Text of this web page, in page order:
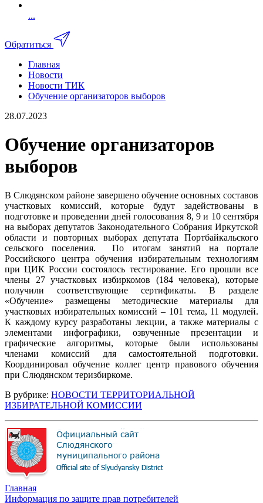
...
Обратиться
Главная
Новости
Новости ТИК
Обучение организаторов выборов
28.07.2023
Обучение организаторов
выборов
В Слюдянском районе завершено обучение основных составов
участковых комиссий, которые будут задействованы в
подготовке и проведении дней голосования 8, 9 и 10 сентября
на выборах депутатов Законодательного Собрания Иркутской
области и повторных выборах депутата Портбайкальского
сельского поселения. По итогам занятий на портале
Российского центра обучения избирательным технологиям
при ЦИК России состоялось тестирование. Его прошли все
члены 27 участковых избиркомов (184 человека), которые
получили соответствующие сертификаты. В разделе
«Обучение» размещены методические материалы для
участковых избирательных комиссий – 101 тема, 11 модулей.
К каждому курсу разработаны лекции, а также материалы с
элементами инфографики, озвученные презентации и
графические алгоритмы, которые были использованы
членами комиссий для самостоятельной подготовки.
Координировал обучение коллег центр правового обучения
при Слюдянском теризбиркоме.
В рубрике: НОВОСТИ ТЕРРИТОРИАЛЬНОЙ
ИЗБИРАТЕЛЬНОЙ КОМИССИИ
Главная
Информация по защите прав потребителей